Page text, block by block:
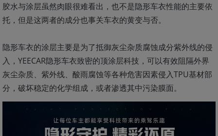
胶水与涂层虽然肉眼很难看出，也不是隐形车衣性能的主要依
托，但是这两者的成分也事关车衣的黄变与否。
隐形车衣的涂层主要是为了抵御灰尘杂质腐蚀成分紫外线的侵
入，YEECAR隐形车衣致密的顶涂层科技，可以有效阻隔外界
灰尘杂质、紫外线、酸雨腐蚀等各种危害因素侵入TPU基材部
分，破坏稳定的化学组成，或者渗透其中污染膜面。